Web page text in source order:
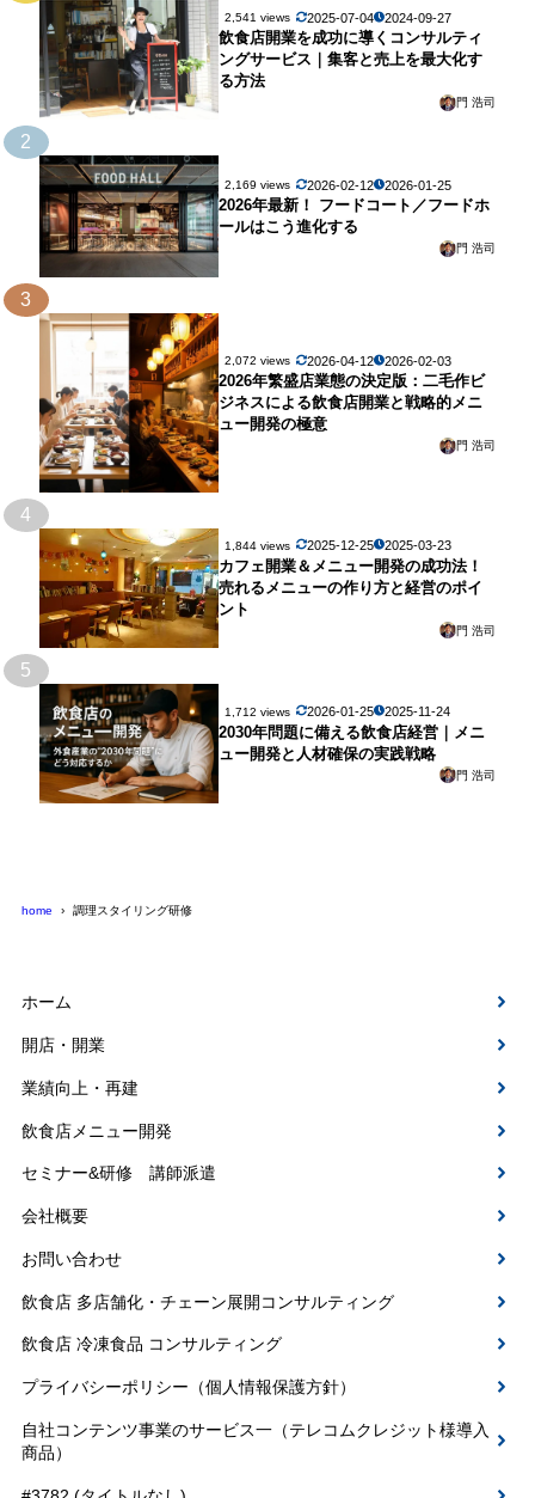
2,541 views 2025-07-04 2024-09-27
飲食店開業を成功に導くコンサルティ
ングサービス｜集客と売上を最大化す
る方法
門 浩司
2
2,169 views 2026-02-12 2026-01-25
2026年最新！ フードコート／フードホ
ールはこう進化する
門 浩司
3
2,072 views 2026-04-12 2026-02-03
2026年繁盛店業態の決定版：二毛作ビ
ジネスによる飲食店開業と戦略的メニ
ュー開発の極意
門 浩司
4
1,844 views 2025-12-25 2025-03-23
カフェ開業＆メニュー開発の成功法！
売れるメニューの作り方と経営のポイ
ント
門 浩司
5
1,712 views 2026-01-25 2025-11-24
2030年問題に備える飲食店経営｜メニ
ュー開発と人材確保の実践戦略
門 浩司
home 調理スタイリング研修
ホーム
開店・開業
業績向上・再建
飲食店メニュー開発
セミナー&研修 講師派遣
会社概要
お問い合わせ
飲食店 多店舗化・チェーン展開コンサルティング
飲食店 冷凍食品 コンサルティング
プライバシーポリシー（個人情報保護方針）
自社コンテンツ事業のサービス一（テレコムクレジット様導入
商品）